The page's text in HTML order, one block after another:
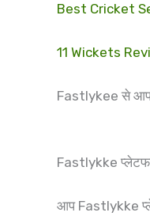
Best Cricket
11 Wickets
Fastlykee से आप
Fastlykke
आप Fastlykke